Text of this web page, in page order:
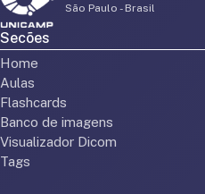
São Paulo - Brasil
Secões
Home
Aulas
Flashcards
Banco de imagens
Visualizador Dicom
Tags